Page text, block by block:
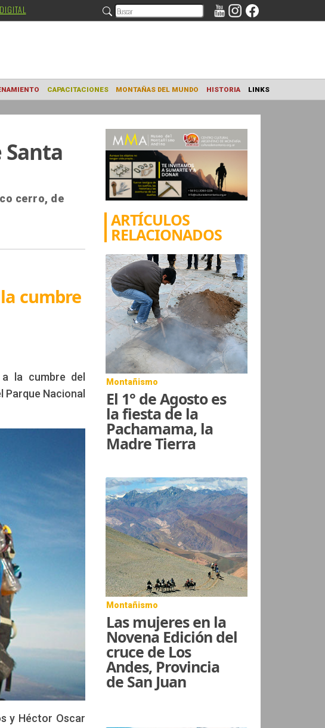
ENTRENAMIENTO CAPACITACIONES MONTAÑAS DEL MUNDO HISTORIA
cerro, de
cumbre
la cumbre del
Nacional
y Héctor Oscar
ARTÍCULOS
RELACIONADOS
Montañismo
El 1° de Agosto es
la fiesta de la
Pachamama, la
Madre Tierra
Montañismo
Las mujeres en la
Novena Edición del
cruce de Los
Andes, Provincia
de San Juan